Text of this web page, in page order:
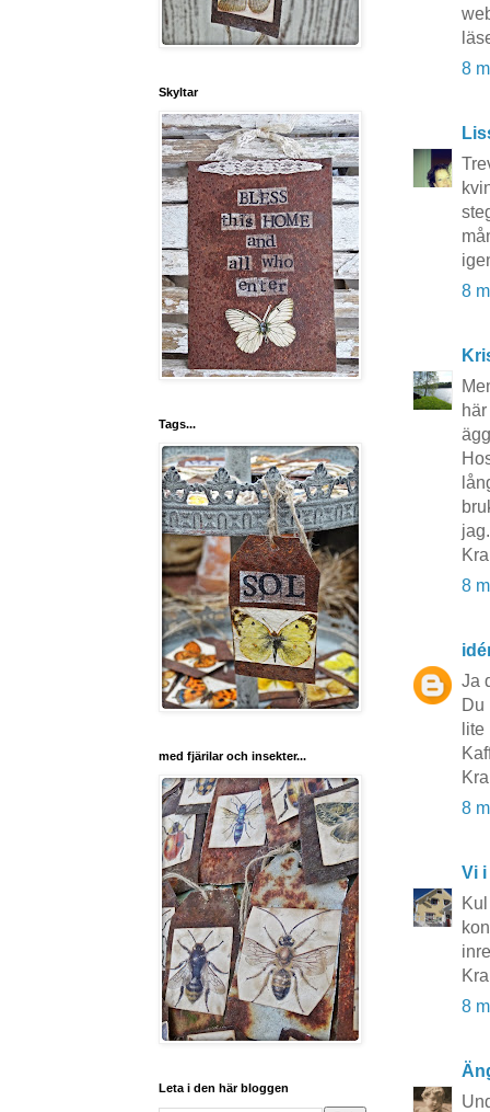
8
8
8
Ja
Du
8
Vi
8
Skyltar
Tags...
med fjärilar och insekter...
Leta i den här bloggen